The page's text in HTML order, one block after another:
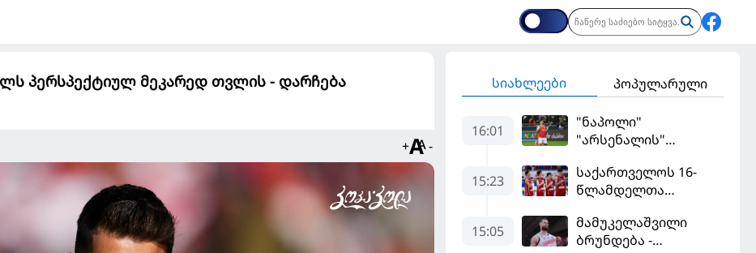
პერსპექტიულ მეკარედ თვლის - დარჩება
+ -
სიახლეები პოპულარული
16:01
"ნაპოლი"
"არსენალის"
შეძენას ცდილობს
15:23
საქართველოს 16-
წლამდელთა
ევრობასკეტი
ისრაელთან მარცხით
15:05
მამუკელაშვილი
ბრუნდება -